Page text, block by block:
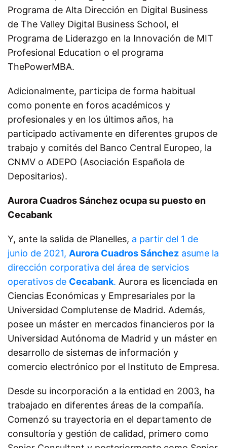
Programa de Alta Dirección en Digital Business
de The Valley Digital Business School, el
Programa de Liderazgo en la Innovación de MIT
Profesional Education o el programa
ThePowerMBA.
Adicionalmente, participa de forma habitual
como ponente en foros académicos y
profesionales y en los últimos años, ha
participado activamente en diferentes grupos de
trabajo y comités del Banco Central Europeo, la
CNMV o ADEPO (Asociación Española de
Depositarios).
Aurora Cuadros Sánchez ocupa su puesto en
Cecabank
Y, ante la salida de Planelles, a partir del 1 de
junio de 2021, Aurora Cuadros Sánchez asume la
dirección corporativa del área de servicios
operativos de Cecabank. Aurora es licenciada en
Ciencias Económicas y Empresariales por la
Universidad Complutense de Madrid. Además,
posee un máster en mercados financieros por la
Universidad Autónoma de Madrid y un máster en
desarrollo de sistemas de información y
comercio electrónico por el Instituto de Empresa.
Desde su incorporación a la entidad en 2003, ha
trabajado en diferentes áreas de la compañía.
Comenzó su trayectoria en el departamento de
consultoría y gestión de calidad, primero como